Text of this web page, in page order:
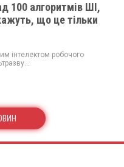
100 алгоритмів ШІ,
що це тільки
інтелектом робочого